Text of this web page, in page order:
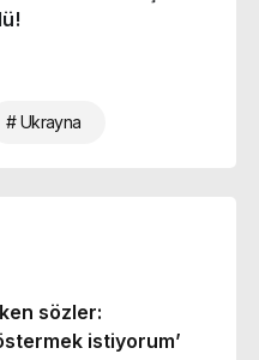
# Ukrayna
sözler:
istiyorum’